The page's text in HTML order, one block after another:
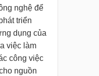
nghệ để
triển
dụng của
việc làm
công việc
nguồn